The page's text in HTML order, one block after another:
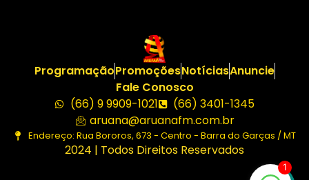
ProgramaçãoPromoçõesNotíciasAnuncie
Fale Conosco
(66) 9 9909-1021
(66) 3401-1345
aruana@aruanafm.com.br
Endereço: Rua Bororos, 673 - Centro - Barra do Garças / MT
2024 | Todos Direitos Reservados
1